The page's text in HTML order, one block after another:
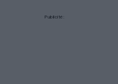
Publicité: